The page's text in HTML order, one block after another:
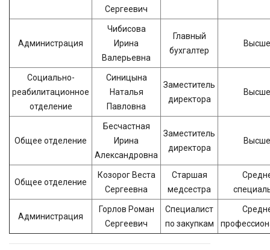
Сергеевич
Администрация
Чибисова
Ирина
Валерьевна
Главный
бухгалтер
Социально-
реабилитационное
отделение
Синицына
Наталья
Павловна
Заместитель
директора
Общее отделение
Бесчастная
Ирина
Александровна
Заместитель
директора
Общее отделение
Козорог Веста
Сергеевна
Старшая
медсестра
Администрация
Горлов Роман
Сергеевич
Специалист
по закупкам